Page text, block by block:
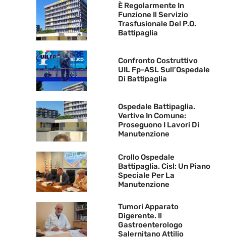
È Regolarmente In
Funzione Il Servizio
Trasfusionale Del P.O.
Battipaglia
Confronto Costruttivo
UIL Fp-ASL Sull’Ospedale
Di Battipaglia
Ospedale Battipaglia.
Vertive In Comune:
Proseguono I Lavori Di
Manutenzione
Crollo Ospedale
Battipaglia. Cisl: Un Piano
Speciale Per La
Manutenzione
Tumori Apparato
Digerente. Il
Gastroenterologo
Salernitano Attilio